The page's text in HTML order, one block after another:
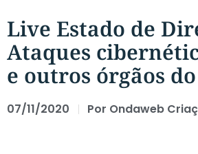
Live Estado de
Ataques
e outros órgãos
07/11/2020 Por Ondaweb